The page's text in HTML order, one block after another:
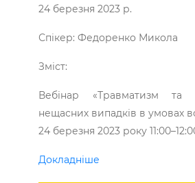
24 березня 2023 р.
Спікер: Федоренко Микола
Зміст:
Вебінар «Травматизм та
нещасних випадків в умовах
24 березня 2023 року
Докладніше